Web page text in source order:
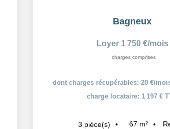
Bagneux
Loyer 1 750 €/mois
charges comprises
dont charges récupérables: 20 €/
charge locataire: 1 197 €
3 pièce(s) 67 m²